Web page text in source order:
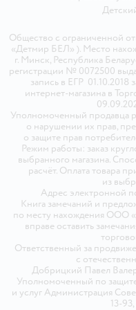
Общество с ограниченной
«Детмир БЕЛ» ). Место
г. Минск, Республика
регистрации № 0072500
запись в ЕГР 01.10.2018
интернет-магазина в
Уполномоченный продавца
о нарушении их прав,
о защите прав
Режим работы: заказ
выбранного магазина.
расчёт. Оплата товара
из
Адрес электронной
Книга замечаний и
по месту нахождения ООО
вправе оставить
Ответственный за
с
Добрицкий Павел
Уполномоченный по
и услуг Администрация
13-